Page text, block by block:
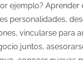
ejemplo? Aprender
personalidades,
vincularse para
juntos,